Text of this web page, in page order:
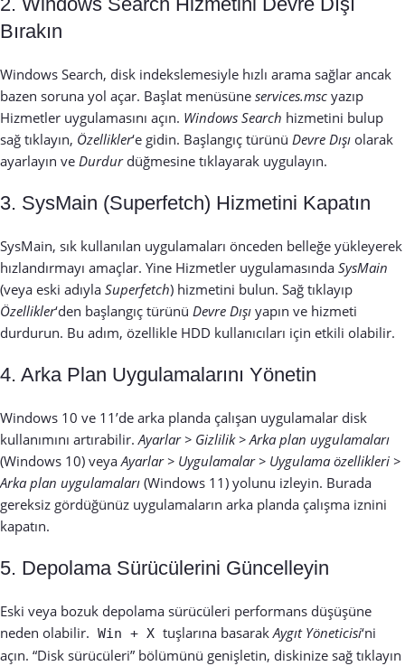
Bırakın
Windows Search, disk indekslemesiyle hızlı arama sağlar ancak
bazen soruna yol açar. Başlat menüsüne services.msc yazıp
Hizmetler uygulamasını açın. Windows Search hizmetini bulup
sağ tıklayın, Özellikler‘e gidin. Başlangıç türünü Devre Dışı olarak
ayarlayın ve Durdurdüğmesine tıklayarak uygulayın.
3. SysMain (Superfetch) Hizmetini Kapatın
SysMain, sık kullanılan uygulamaları önceden belleğe yükleyerek
hızlandırmayı amaçlar. Yine Hizmetler uygulamasında SysMain
(veya eski adıyla Superfetch) hizmetini bulun. Sağ tıklayıp
Özellikler‘den başlangıç türünü Devre Dışı yapın ve hizmeti
durdurun. Bu adım, özellikle HDD kullanıcıları için etkili olabilir.
4. Arka Plan Uygulamalarını Yönetin
Windows 10 ve 11’de arka planda çalışan uygulamalar disk
kullanımını artırabilir. Ayarlar > Gizlilik > Arka plan uygulamaları
(Windows 10) veya Ayarlar > Uygulamalar > Uygulama özellikleri >
Arka plan uygulamaları (Windows 11) yolunu izleyin. Burada
gereksiz gördüğünüz uygulamaların arka planda çalışma iznini
kapatın.
5. Depolama Sürücülerini Güncelleyin
Eski veya bozuk depolama sürücüleri performans düşüşüne
neden olabilir. Win + X tuşlarına basarak Aygıt Yöneticisi‘ni
açın. “Disk sürücüleri” bölümünü genişletin, diskinize sağ tıklayın